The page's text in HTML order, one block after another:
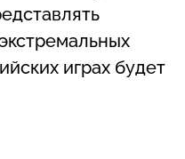
играх будет